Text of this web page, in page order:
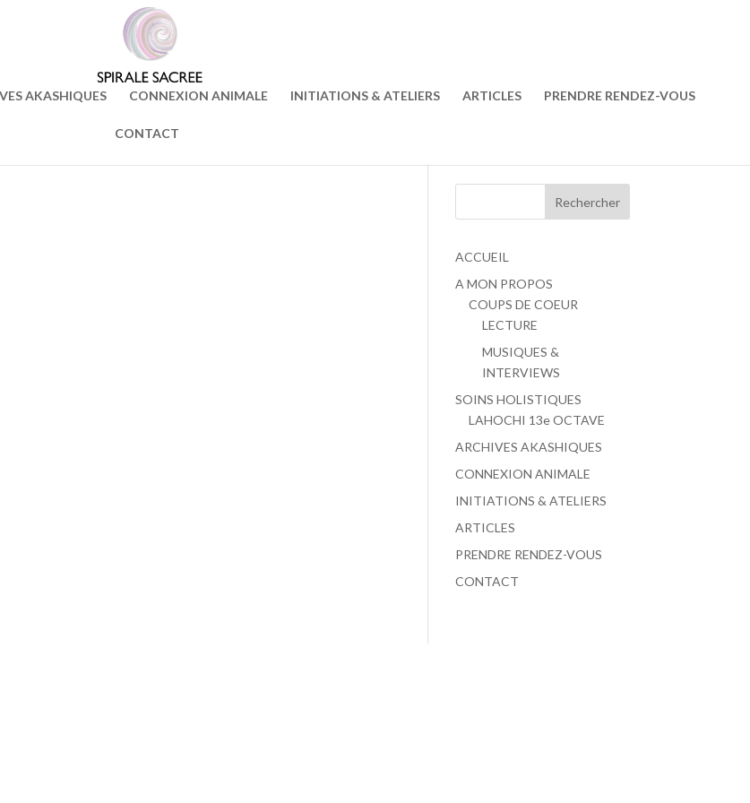
AKASHIQUES CONNEXION ANIMALE INITIATIONS & ATELIERS ARTICLES PRENDRE RENDEZ-VOUS
CONTACT
ACCUEIL
A MON PROPOS
COUPS DE COEUR
LECTURE
MUSIQUES &
INTERVIEWS
SOINS HOLISTIQUES
LAHOCHI 13e OCTAVE
ARCHIVES AKASHIQUES
CONNEXION ANIMALE
INITIATIONS & ATELIERS
ARTICLES
PRENDRE RENDEZ-VOUS
CONTACT